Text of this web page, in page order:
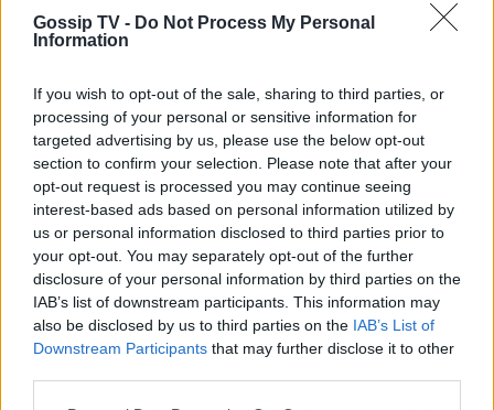
Gossip TV - Do Not Process My Personal
Information
If you wish to opt-out of the sale, sharing to third parties, or
processing of your personal or sensitive information for
targeted advertising by us, please use the below opt-out
section to confirm your selection. Please note that after your
opt-out request is processed you may continue seeing
interest-based ads based on personal information utilized by
us or personal information disclosed to third parties prior to
your opt-out. You may separately opt-out of the further
disclosure of your personal information by third parties on the
IAB’s list of downstream participants. This information may
also be disclosed by us to third parties on the IAB’s List of
Downstream Participants that may further disclose it to other